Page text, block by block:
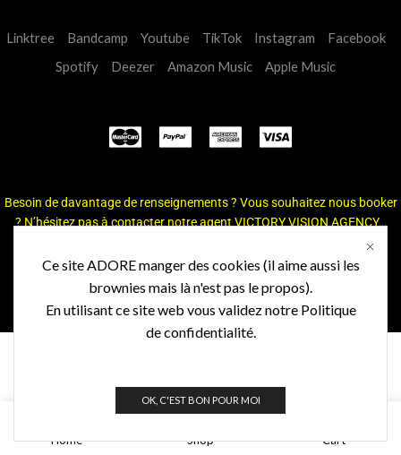
Home Shop Cart
Ce site ADORE manger des cookies (il aime aussi les
brownies mais là n'est pas le propos).
En utilisant ce site web vous validez notre Politique
de confidentialité.
OK, C'EST BON POUR MOI
Linktree Bandcamp Youtube TikTok Instagram
Facebook
Spotify
Deezer Amazon Music Apple Music
Besoin de davantage de renseignements ? Vous souhaitez nous booker
? N’hésitez pas à contacter notre agent VICTORY VISION AGENCY…
https://www.thierrycaucino.com